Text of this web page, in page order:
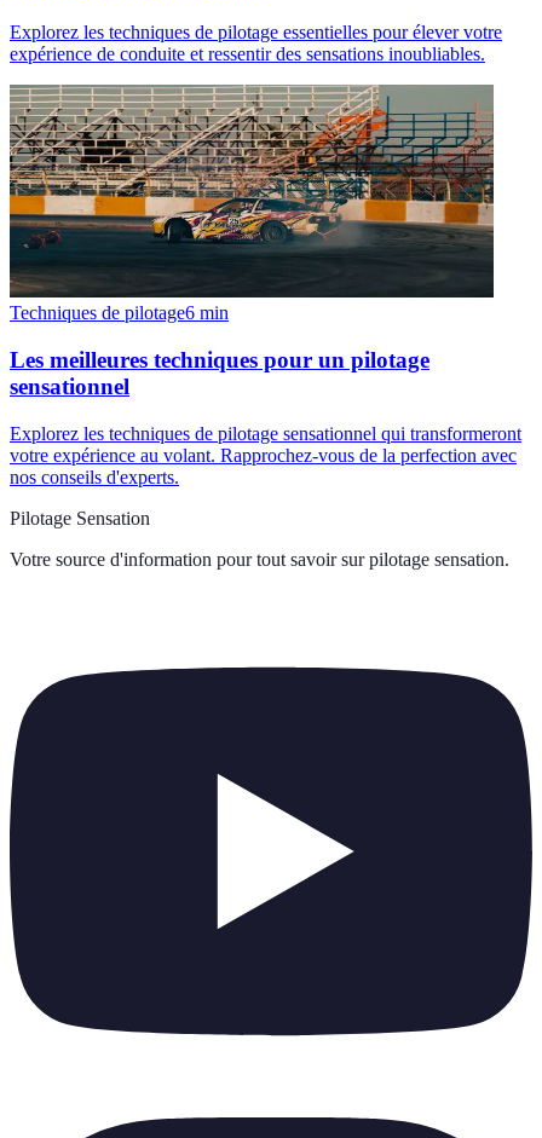
Explorez les techniques de pilotage essentielles pour élever votre
expérience de conduite et ressentir des sensations inoubliables.
Techniques de pilotage6 min
Les meilleures techniques pour un pilotage
sensationnel
Explorez les techniques de pilotage sensationnel qui transformeront
votre expérience au volant. Rapprochez-vous de la perfection avec
nos conseils d'experts.
Pilotage Sensation
Votre source d'information pour tout savoir sur pilotage sensation.